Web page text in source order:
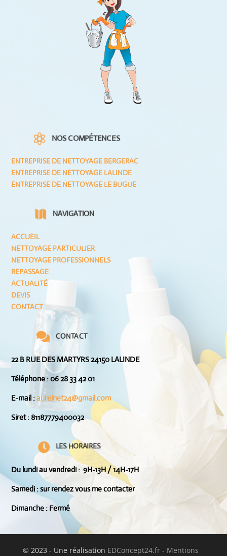
 NOS COMPÉTENCES
ENTREPRISE DE NETTOYAGE BERGERAC
ENTREPRISE DE NETTOYAGE LALINDE
ENTREPRISE DE NETTOYAGE LE BUGUE
 NAVIGATION
ACCUEIL
NETTOYAGE PARTICULIER
NETTOYAGE PROFESSIONNELS
REPASSAGE
ACTUALITÉ
DEVIS
CONTACT
 CONTACT
22 B RUE DES MARTYRS 24150 LALINDE
Téléphone :06 28 33 42 01
E-mail :aurelnet24@gmail.com
Siret: 81187779400032
 LES HORAIRES
Du lundi au vendredi : 9H-13H / 14H-17H
Samedi : sur rendez vous me contacter
Dimanche : Fermé
© 2023 - Une réalisation EDConcept24.fr - Mentions